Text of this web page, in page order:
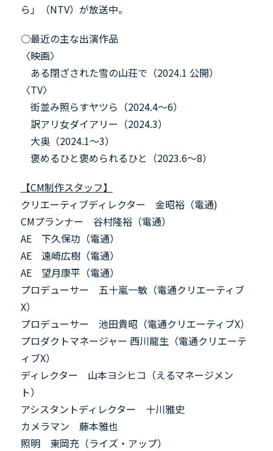
ら」（NTV）が放送中。
○最近の主な出演作品
〈映画〉
ある閉ざされた雪の山荘で（2024.1 公開）
〈TV〉
街並み照らすヤツら（2024.4～6）
訳アリ女ダイアリー（2024.3）
大奥（2024.1～3）
褒めるひと褒められるひと（2023.6～8）
【CM制作スタッフ】
クリエーティブディレクター 金昭裕（電通)
CMプランナー 谷村隆裕（電通）
AE 下久保功（電通）
AE 遠崎広樹（電通）
AE 望月康平（電通）
プロデューサー 五十嵐一敏（電通クリエーティブ
X）
プロデューサー 池田貴昭（電通クリエーティブX）
プロダクトマネージャー 西川龍生（電通クリエーテ
ィブX）
ディレクター 山本ヨシヒコ（えるマネージメン
ト）
アシスタントディレクター 十川雅史
カメラマン 藤本雅也
照明 東岡充（ライズ・アップ）